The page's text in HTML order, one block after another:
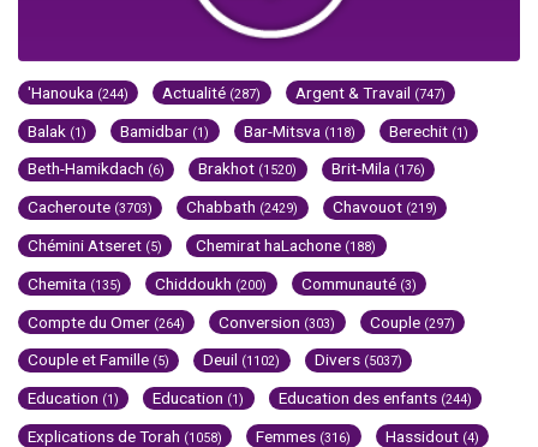
'Hanouka (244) Actualité (287) Argent & Travail (747)
Balak (1) Bamidbar (1) Bar-Mitsva (118) Berechit (1)
Beth-Hamikdach (6) Brakhot (1520) Brit-Mila (176)
Cacheroute (3703) Chabbath (2429) Chavouot (219)
Chémini Atseret (5) Chemirat haLachone (188)
Chemita (135) Chiddoukh (200) Communauté (3)
Compte du Omer (264) Conversion (303) Couple (297)
Couple et Famille (5) Deuil (1102) Divers (5037)
Education (1) Education (1) Education des enfants (244)
Explications de Torah (1058) Femmes (316) Hassidout (4)